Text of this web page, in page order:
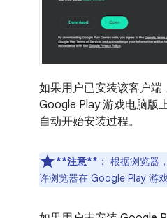
如果用户已安装该客户端
Google Play 游戏电脑版
自动开始安装过程。
**注意** ： 根据浏览器
许浏览器在 Google Play 游